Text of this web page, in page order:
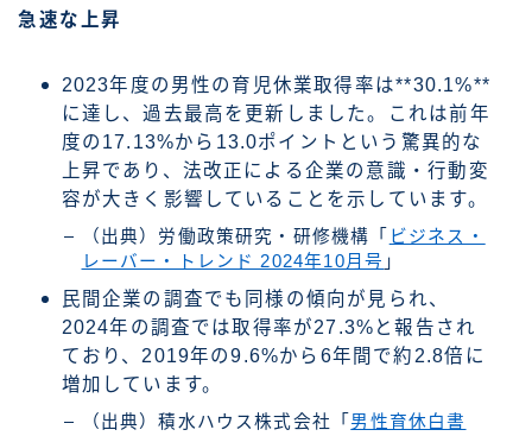
急速な上昇
2023年度の男性の育児休業取得率は**30.1%**
に達し、過去最高を更新しました。これは前年
度の17.13%から13.0ポイントという驚異的な
上昇であり、法改正による企業の意識・行動変
容が大きく影響していることを示しています。
（出典）労働政策研究・研修機構「
ビジネス・
レーバー・トレンド 2024年10月号 」
民間企業の調査でも同様の傾向が見られ、
2024年の調査では取得率が27.3%と報告され
ており、2019年の9.6%から6年間で約2.8倍に
増加しています。
（出典）積水ハウス株式会社「 男性育休白書